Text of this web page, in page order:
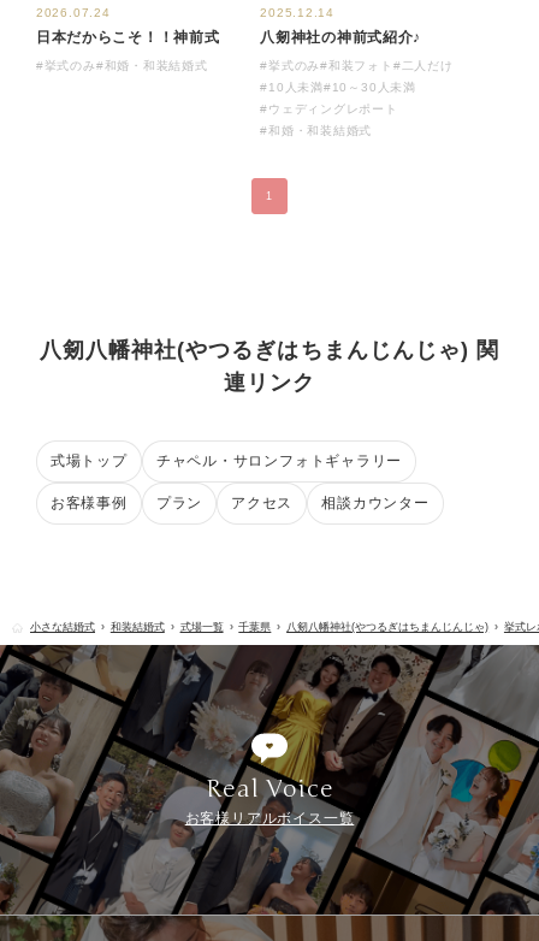
2026.07.24
日本だからこそ！！神前式
#挙式のみ#和婚・和装結婚式
2025.12.14
八剱神社の神前式紹介♪
#挙式のみ#和装フォト #二人だけ
#10人未満#10～30人未満
#ウェディングレポート
#和婚・和装結婚式
1
八剱八幡神社(やつるぎはちまんじんじゃ) 関
連リンク
式場トップ チャペル・サロンフォトギャラリー
お客様事例 プラン アクセス 相談カウンター
小さな結婚式 和装結婚式 式場一覧 千葉県 八剱八幡神社(やつるぎはちまんじんじゃ) 挙式レ
Real Voice
お客様リアルボイス一覧